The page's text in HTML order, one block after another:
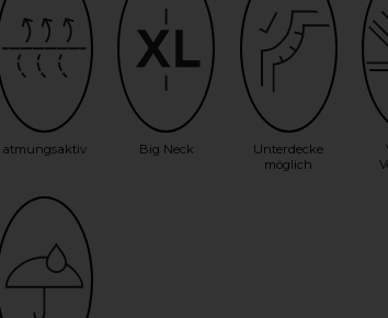
atmungsaktiv Big Neck
Unterdecke
möglich